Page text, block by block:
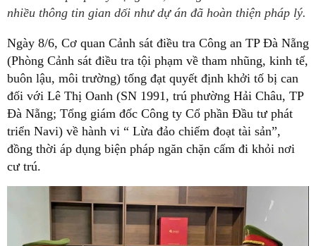
nhiều thông tin gian dối như dự án đã hoàn thiện pháp lý.
Ngày 8/6, Cơ quan Cảnh sát điều tra Công an TP Đà Nẵng
(Phòng Cảnh sát điều tra tội phạm về tham nhũng, kinh tế,
buôn lậu, môi trường) tống đạt quyết định khởi tố bị can
đối với Lê Thị Oanh (SN 1991, trú phường Hải Châu, TP
Đà Nẵng; Tổng giám đốc Công ty Cổ phần Đầu tư phát
triển Navi) về hành vi “ Lừa đảo chiếm đoạt tài sản”,
đồng thời áp dụng biện pháp ngăn chặn cấm đi khỏi nơi
cư trú.